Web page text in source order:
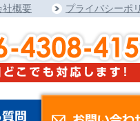
社概要 プライバシーポ